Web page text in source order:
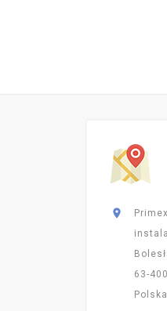

63-
Polska